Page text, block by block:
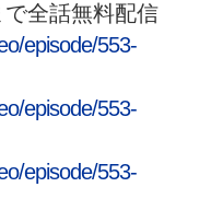
全話無料配信
episode/553-
episode/553-
episode/553-